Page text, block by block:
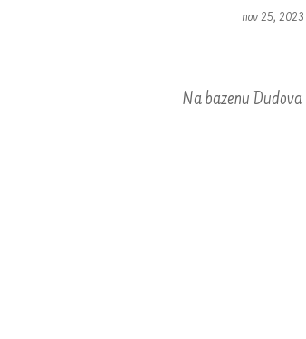
nov 25, 2023
Na bazenu